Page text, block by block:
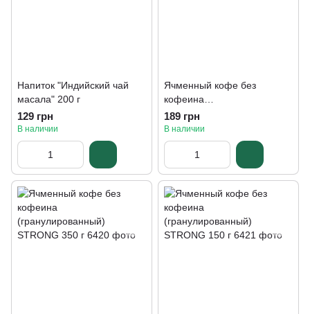
Напиток "Индийский чай
масала" 200 г
129 грн
В наличии
Ячменный кофе без
кофеина
(гранулированный)
STRONG 700 г
189 грн
В наличии